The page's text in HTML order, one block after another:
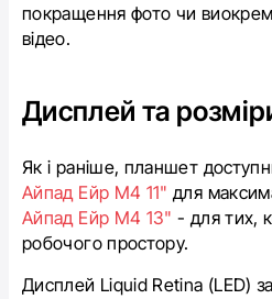
покращення фото чи
відео.
Дисплей та
Як і раніше, планшет
Айпад Ейр М4 11" для
Айпад Ейр М4 13" - для тих,
робочого простору.
Дисплей Liquid Retina (LED)